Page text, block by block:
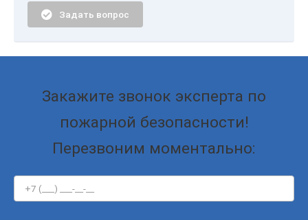
Задать вопрос
Закажите звонок эксперта по
пожарной безопасности!
Перезвоним моментально: